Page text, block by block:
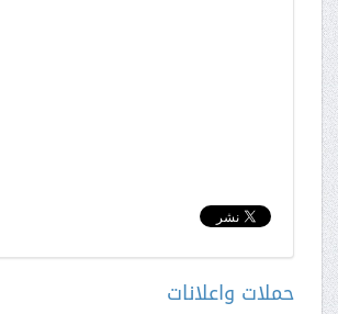
حملات واعلانات